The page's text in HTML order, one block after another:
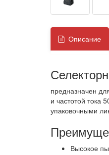
Описание
предназначен
и частотой тока
упаковочными
Высокое